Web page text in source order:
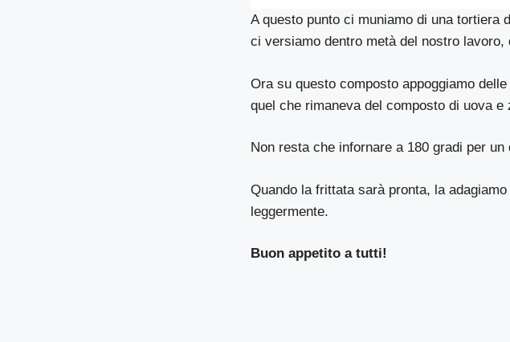
A questo punto ci muniamo di una tortiera
ci versiamo dentro metà del nostro
Ora su questo composto appoggiamo
quel che rimaneva del composto di uova e
Non resta che infornare a 180 gradi per
Quando la frittata sarà pronta, la
leggermente.
Buon appetito a tutti!